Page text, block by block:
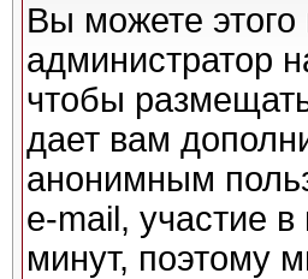
Вы можете этого
администратор
чтобы
дает вам
анонимным
e-mail, участие в
минут, поэтому